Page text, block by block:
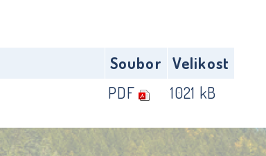
Soubor
Velikost
PDF 1021 kB